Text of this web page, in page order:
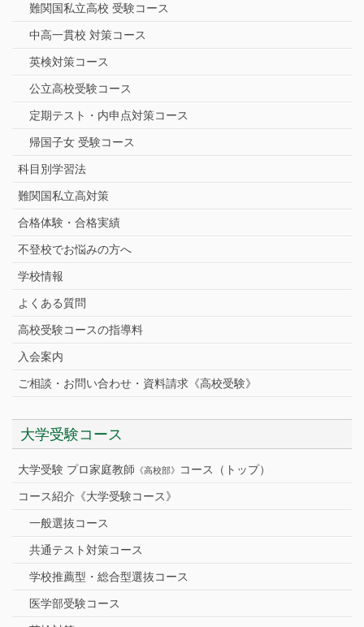
難関国私立高校 受験コース
中高一貫校 対策コース
英検対策コース
公立高校受験コース
定期テスト・内申点対策コース
帰国子女 受験コース
科目別学習法
難関国私立高対策
合格体験・合格実績
不登校でお悩みの方へ
学校情報
よくある質問
高校受験コースの指導料
入会案内
ご相談・お問い合わせ・資料請求《高校受験》
大学受験コース
大学受験 プロ家庭教師 《高校部》 コース（トップ）
コース紹介《大学受験コース》
一般選抜コース
共通テスト対策コース
学校推薦型・総合型選抜コース
医学部受験コース